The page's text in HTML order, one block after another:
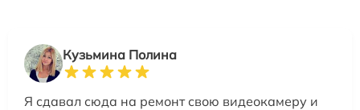
Кузьмина Полина
Я сдавал сюда на ремонт свою видеокамеру и